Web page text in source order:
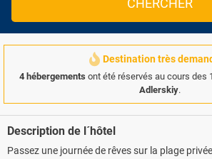
CHERCHER
Destination très
4 hébergements ont été réservés au cours des
Adlerskiy.
Description de l´hôtel
Passez une journée de rêves sur la plage